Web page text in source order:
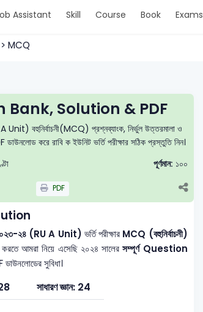
Assistant Skill Course Book Exams
> MCQ
Bank, Solution & PDF
Unit) বহুনির্বাচনী(MCQ) প্রশ্নব্যাংক, নির্ভুল উত্তরমালা ও
করে রাবি ক ইউনিট ভর্তি পরীক্ষার সঠিক প্রস্তুতি নিন।
পূর্ণমান: ১০০
PDF
৩ ২০২৩-২৪ (RU A Unit) ভর্তি পরীক্ষার MCQ (বহুনির্বাচনী)
আমরা নিয়ে এসেছি ২০২৪ সালেরসম্পূর্ণ Question
ডাউনলোডের সুবিধা।
সাধারণ জ্ঞান: 24